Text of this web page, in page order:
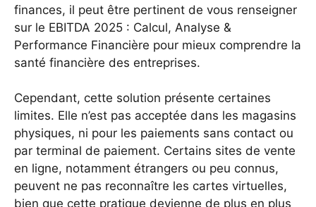
finances, il peut être pertinent de vous renseigner
sur le EBITDA 2025 : Calcul, Analyse &
Performance Financière pour mieux comprendre la
santé financière des entreprises.
Cependant, cette solution présente certaines
limites. Elle n’est pas acceptée dans les magasins
physiques, ni pour les paiements sans contact ou
par terminal de paiement. Certains sites de vente
en ligne, notamment étrangers ou peu connus,
peuvent ne pas reconnaître les cartes virtuelles,
bien que cette pratique devienne de plus en plus